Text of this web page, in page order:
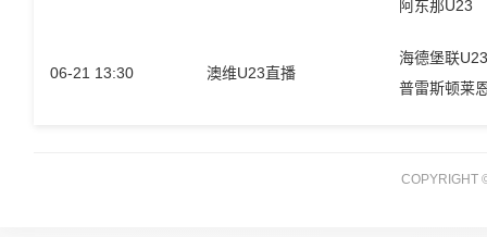
阿东那U23
06-21 13:30 澳维U23直播
海德堡联
普雷斯顿莱
COPYRIGHT